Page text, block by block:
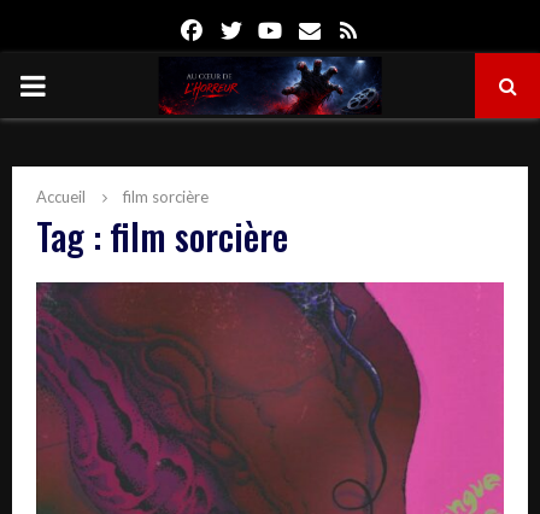
FacebookTwitterYoutube
Email
PRIMARY
Accueil film sorcière
Tag : film sorcière